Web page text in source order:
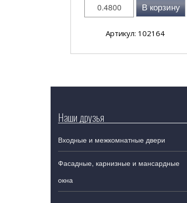
В корзину
Артикул: 102164
Наши друзья
Входные и межкомнатные двери
Фасадные, карнизные и мансардные
окна